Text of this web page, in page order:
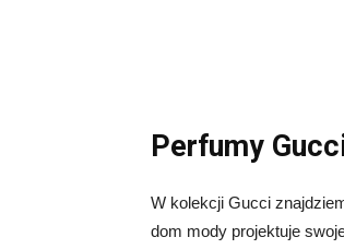
Perfumy
W kolekcji Gucci
dom mody projektuje